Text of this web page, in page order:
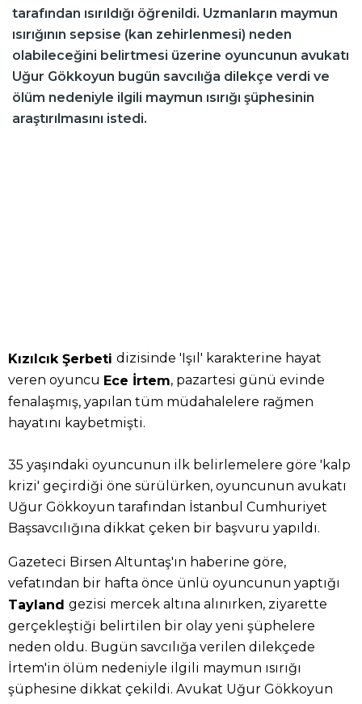
tarafından ısırıldığı öğrenildi. Uzmanların maymun
ısırığının sepsise (kan zehirlenmesi) neden
olabileceğini belirtmesi üzerine oyuncunun avukatı
Uğur Gökkoyun bugün savcılığa dilekçe verdi ve
ölüm nedeniyle ilgili maymun ısırığı şüphesinin
araştırılmasını istedi.
Kızılcık Şerbeti dizisinde 'Işıl' karakterine hayat
veren oyuncu Ece İrtem, pazartesi günü evinde
fenalaşmış, yapılan tüm müdahalelere rağmen
hayatını kaybetmişti.
35 yaşındaki oyuncunun ilk belirlemelere göre 'kalp
krizi' geçirdiği öne sürülürken, oyuncunun avukatı
Uğur Gökkoyun tarafından İstanbul Cumhuriyet
Başsavcılığına dikkat çeken bir başvuru yapıldı.
Gazeteci Birsen Altuntaş'ın haberine göre,
vefatından bir hafta önce ünlü oyuncunun yaptığı
Tayland gezisi mercek altına alınırken, ziyarette
gerçekleştiği belirtilen bir olay yeni şüphelere
neden oldu. Bugün savcılığa verilen dilekçede
İrtem'in ölüm nedeniyle ilgili maymun ısırığı
şüphesine dikkat çekildi. Avukat Uğur Gökkoyun